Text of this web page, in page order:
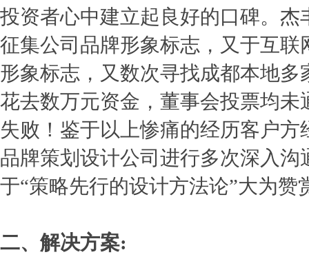
投资者心中建立起良好的口碑。
征集公司品牌形象标志，又于互
形象标志，又数次寻找成都本地
花去数万元资金，董事会投票均
失败！鉴于以上惨痛的经历客户
品牌策划设计公司进行多次深入
于“策略先行的设计方法论”大为
二、解决方案: